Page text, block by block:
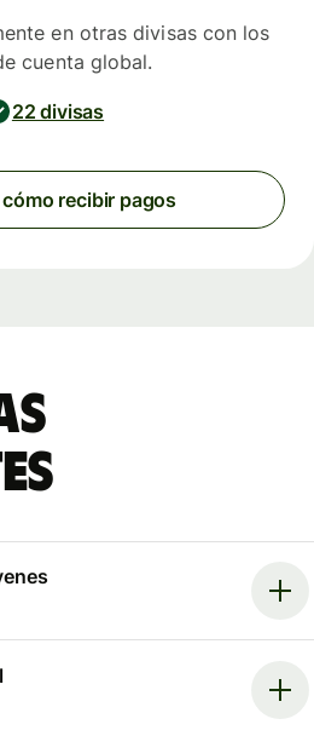
en otras divisas con los
cuenta global.
22 divisas
recibir pagos